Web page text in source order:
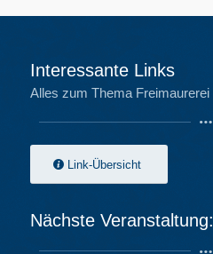
Interessante Links
Alles zum Thema Freimaurerei
Link-Übersicht
Nächste Veranstaltung: